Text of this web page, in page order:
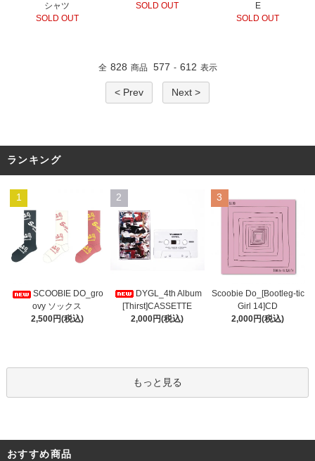
シャツ
SOLD OUT
SOLD OUT
E
SOLD OUT
全 828 商品 577 - 612 表示
< Prev Next >
ランキング
1
SCOOBIE DO_gro
ovy ソックス
2,500円(税込)
2
DYGL_4th Album
[Thirst]CASSETTE
2,000円(税込)
3
Scoobie Do_[Bootleg-tic
Girl 14]CD
2,000円(税込)
もっと見る
おすすめ商品